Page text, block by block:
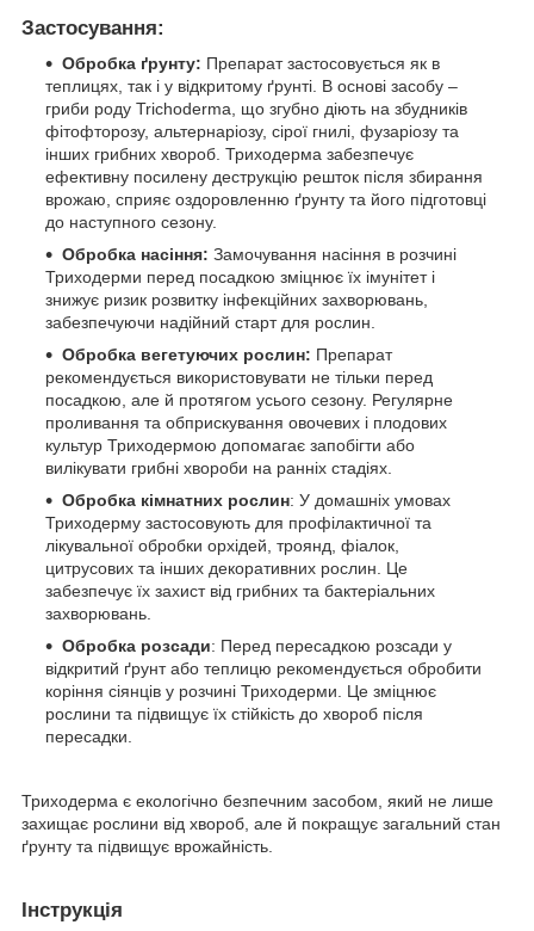
Застосування:
Обробка ґрунту: Препарат застосовується як в
теплицях, так і у відкритому ґрунті. В основі засобу –
гриби роду Trichoderma, що згубно діють на збудників
фітофторозу, альтернаріозу, сірої гнилі, фузаріозу та
інших грибних хвороб. Триходерма забезпечує
ефективну посилену деструкцію решток після збирання
врожаю, сприяє оздоровленню ґрунту та його підготовці
до наступного сезону.
Обробка насіння: Замочування насіння в розчині
Триходерми перед посадкою зміцнює їх імунітет і
знижує ризик розвитку інфекційних захворювань,
забезпечуючи надійний старт для рослин.
Обробка вегетуючих рослин: Препарат
рекомендується використовувати не тільки перед
посадкою, але й протягом усього сезону. Регулярне
проливання та обприскування овочевих і плодових
культур Триходермою допомагає запобігти або
вилікувати грибні хвороби на ранніх стадіях.
Обробка кімнатних рослин: У домашніх умовах
Триходерму застосовують для профілактичної та
лікувальної обробки орхідей, троянд, фіалок,
цитрусових та інших декоративних рослин. Це
забезпечує їх захист від грибних та бактеріальних
захворювань.
Обробка розсади: Перед пересадкою розсади у
відкритий ґрунт або теплицю рекомендується обробити
коріння сіянців у розчині Триходерми. Це зміцнює
рослини та підвищує їх стійкість до хвороб після
пересадки.
Триходерма є екологічно безпечним засобом, який не лише
захищає рослини від хвороб, але й покращує загальний стан
ґрунту та підвищує врожайність.
Інструкція